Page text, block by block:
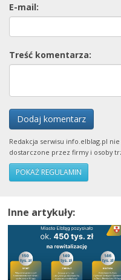
E-mail:
Treść komentarza:
Dodaj komentarz
Redakcja serwisu info.elblag.pl
dostarczone przez firmy i osoby
POKAŻ REGULAMIN
Inne artykuły: